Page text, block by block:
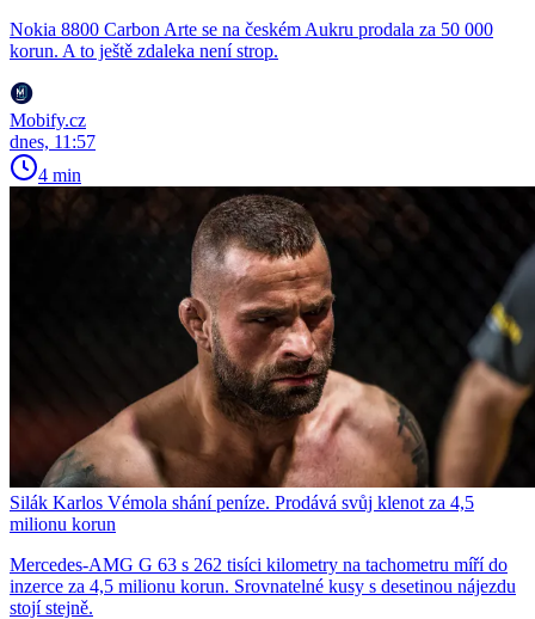
Nokia 8800 Carbon Arte se na českém Aukru prodala za 50 000
korun. A to ještě zdaleka není strop.
Mobify.cz
dnes, 11:57
4 min
Silák Karlos Vémola shání peníze. Prodává svůj klenot za 4,5
milionu korun
Mercedes-AMG G 63 s 262 tisíci kilometry na tachometru míří do
inzerce za 4,5 milionu korun. Srovnatelné kusy s desetinou nájezdu
stojí stejně.